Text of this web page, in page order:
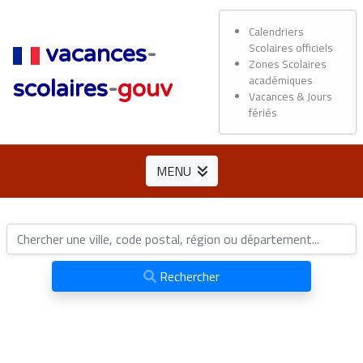
vacances-
scolaires-gouv
Calendriers
Scolaires officiels
Zones Scolaires
académiques
Vacances & Jours
fériés
MENU
Rechercher